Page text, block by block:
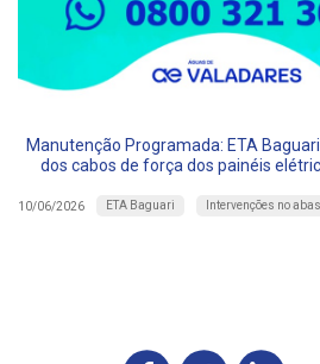
Manutenção Programada: ETA
dos cabos de força dos painéis
10/06/2026 ETA Baguari Intervenções no